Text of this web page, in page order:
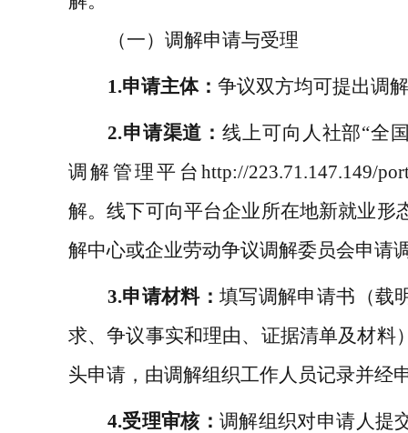
（一） 调解申请与受理
1.申请主体： 争议双方均可提出调
2.申请渠道：线上可向人社部“全
调解管理平台 http://223.71.147.149/
解。线下可向平台企业所在地新就业形
解中心或企业劳动争议调解委员会申请
3.申请材料：填写调解申请书（载
求、争议事实和理由、证据清单及材料
头申请，由调解组织工作人员记录并经
4.受理审核：调解组织对申请人提